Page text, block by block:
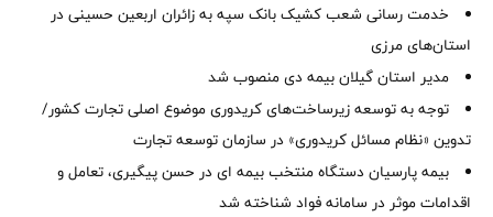
خدمت رسانی شعب کشیک بانک سپه به زائران اربعین حسینی در
استان‌‌های مرزی
‌مدیر استان گیلان بیمه دی منصوب شد
توجه به توسعه زیرساخت‌های کریدوری موضوع اصلی تجارت کشور/
تدوین «نظام مسائل کریدوری» در سازمان توسعه تجارت
بیمه پارسیان دستگاه منتخب بیمه ای در حسن پیگیری، تعامل و
اقدامات موثر در سامانه فواد شناخته شد